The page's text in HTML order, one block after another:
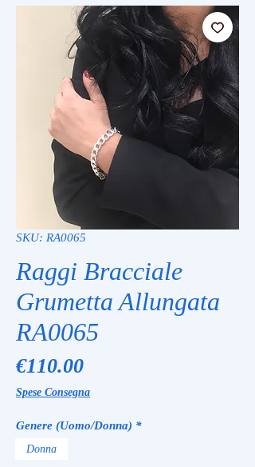
SKU: RA0065
Raggi Bracciale
Grumetta Allungata
RA0065
€110.00Price
Spese Consegna
Genere (Uomo/Donna) *
Donna